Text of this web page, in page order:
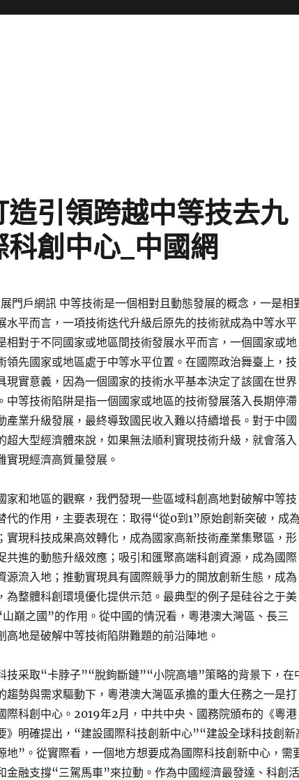
引領跨越中等技去九
創中心_中國網
門戶網訊 中等技術是一個相對且動態發展的概念，一是相
水平而言，一項技術迭代升級后原先的技術就成為中等水平
相對于不同國家或地區間技術發展水平而言，一個國家或地
領先國家或地區處于中等水平位置。在國際政治舞臺上，技
現實意義，因為一個國家的技術水平基本決定了該國在世界
中等技術陷阱是指一個國家或地區的技術發展落入長期停滯
產業升級發展，最終導致國民收入難以持續增長。對于中國
超大型經濟體來說，如果無法順利實現技術升級，就會落入
實現經濟高質量發展。
家和地區的觀察，我們發現一些區域科創高地對破解中等技
代的作用，主要表現在：取得“從0到1”原始創新突破，成
實現科技成果高效轉化，成為國家高新技術產業集聚區，形
共進的動態升級效應；吸引和匯聚高端科創資源，成為國際
源流入地；推動實現具有國際競爭力的開放創新生態，成為
為整體科創環境優化提供示范。最典型的例子是硅谷之于美
巔之國”的作用。從中國的情況看，粵港澳大灣區、長三
高地是破解中等技術陷阱難題的前沿陣地。
技采取“卡脖子”“脫鉤斷鏈”“小院高墻”策略的背景下，在
趨勢與需求驅動下，粵港澳大灣區承擔的重大任務之一是打
際科創中心。2019年2月，中共中央、國務院頒布的《粵港
》明確提出，“建設國際科技創新中心”“建設全球科技創新
地”。從實際看，一個地方想要成為國際科技創新中心，需
金融支撐“三駕馬車”來拉動。作為中國經濟最發達、科創活